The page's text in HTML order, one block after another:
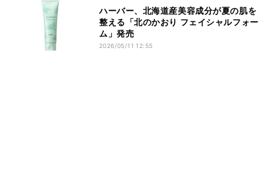
ハーバー、北海道産美容成分が夏の肌を
整える「北のかおり フェイシャルフォー
ム」発売
2026/05/11 12:55